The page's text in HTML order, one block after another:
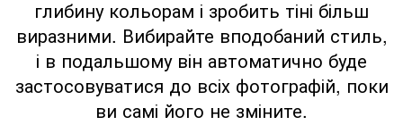
глибину кольорам і зробить тіні більш
виразними. Вибирайте вподобаний стиль,
і в подальшому він автоматично буде
застосовуватися до всіх фотографій, поки
ви самі його не зміните.